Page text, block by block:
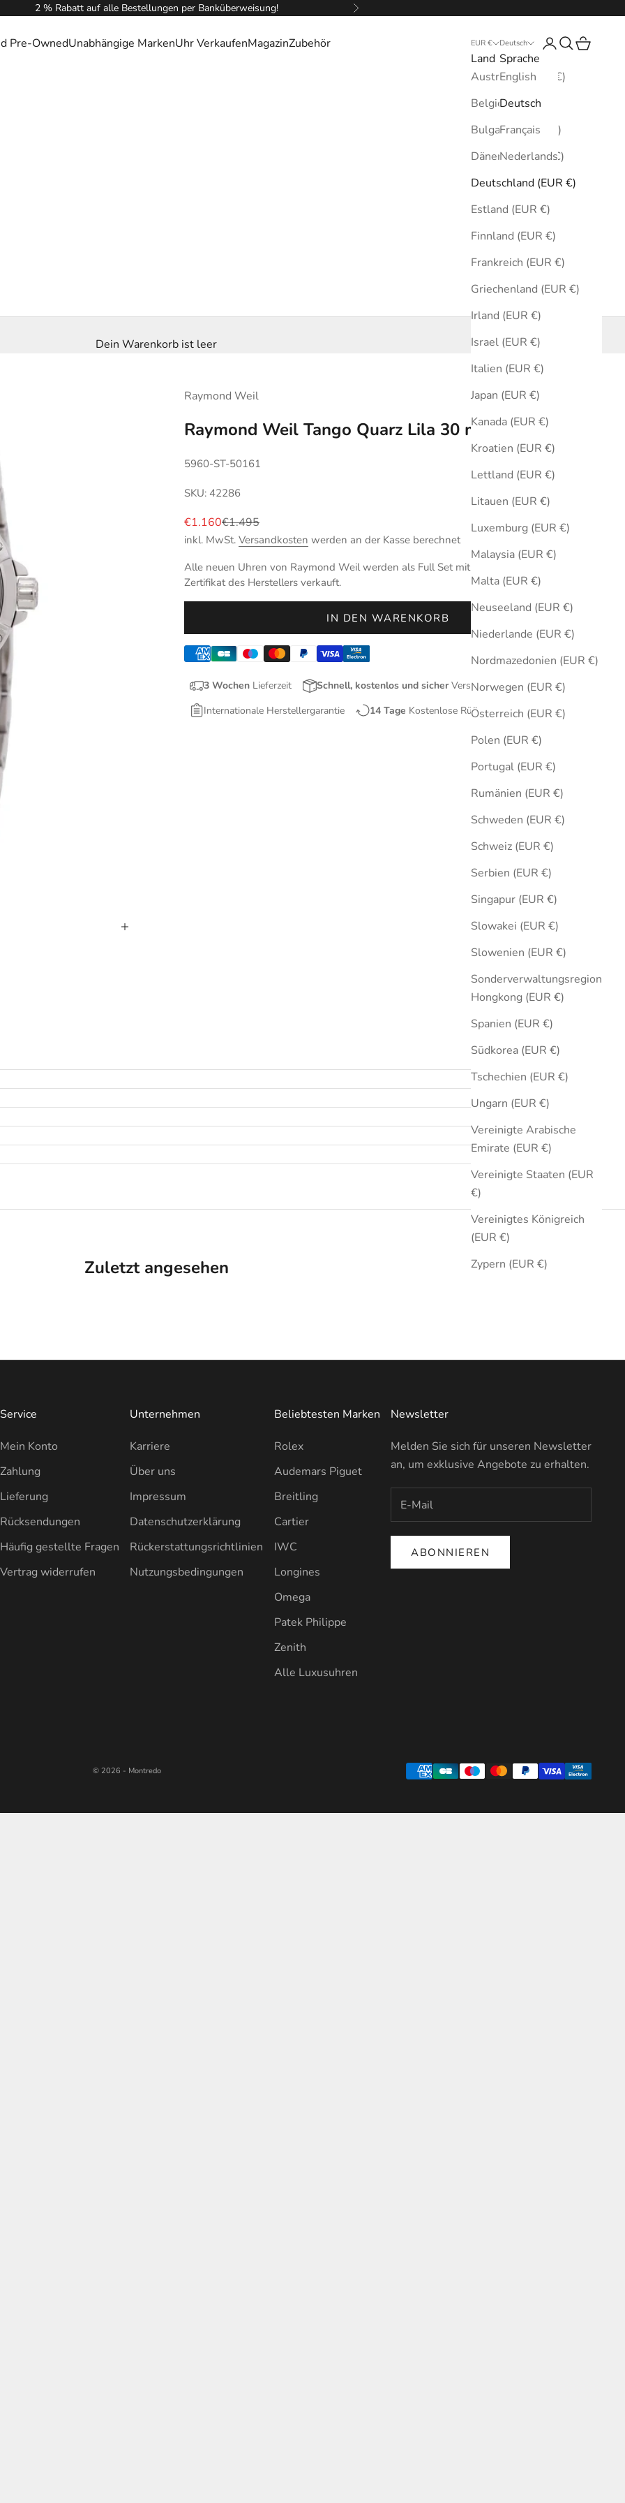
2 % Rabatt auf alle Bestellungen per Banküberweisung! Vor
Pre-OwnedUnabhängige MarkenUhr VerkaufenMagazinZubehör EUR €
Land
Australien (EUR €)
Belgien (EUR €)
Bulgarien (EUR €)
Dänemark (EUR €)
Deutschland (EUR €)
Estland (EUR €)
Finnland (EUR €)
Frankreich (EUR €)
Griechenland (EUR €)
Irland (EUR €)
Israel (EUR €)
Italien (EUR €)
Japan (EUR €)
Kanada (EUR €)
Kroatien (EUR €)
Lettland (EUR €)
Litauen (EUR €)
Luxemburg (EUR €)
Malaysia (EUR €)
Malta (EUR €)
Neuseeland (EUR €)
Niederlande (EUR €)
Nordmazedonien (EUR €)
Norwegen (EUR €)
Österreich (EUR €)
Polen (EUR €)
Portugal (EUR €)
Rumänien (EUR €)
Schweden (EUR €)
Schweiz (EUR €)
Serbien (EUR €)
Singapur (EUR €)
Slowakei (EUR €)
Slowenien (EUR €)
Sonderverwaltungsregion
Hongkong (EUR €)
Spanien (EUR €)
Südkorea (EUR €)
Tschechien (EUR €)
Ungarn (EUR €)
Vereinigte Arabische
Emirate (EUR €)
Vereinigte Staaten (EUR
€)
Vereinigtes Königreich
(EUR €)
Zypern (EUR €)
Deutsch
Sprache
English
Deutsch
Français
Nederlands
Anmelden
Suchen
Dein Warenkorb ist leer
Raymond Weil
Raymond Weil Tango Quarz Lila 30 mm
5960-ST-50161
SKU: 42286
Angebot
€1.160Regulärer Preis
€1.495
inkl. MwSt. Versandkosten werden an der Kasse berechnet
Alle neuen Uhren von Raymond Weil werden als Full Set mit Originalbox und
Zertifikat des Herstellers verkauft.
IN DEN WARENKORB
3 Wochen Lieferzeit Schnell, kostenlos und sicherVersand
Internationale Herstellergarantie
14 Tage Kostenlose Rücksendungen
Zuletzt angesehen
Service
Mein Konto
Zahlung
Lieferung
Rücksendungen
Häufig gestellte Fragen
Vertrag widerrufen
Unternehmen
Karriere
Über uns
Impressum
Datenschutzerklärung
Rückerstattungsrichtlinien
Nutzungsbedingungen
Beliebtesten Marken
Rolex
Audemars Piguet
Breitling
Cartier
IWC
Longines
Omega
Patek Philippe
Zenith
Alle Luxusuhren
Newsletter
Melden Sie sich für unseren Newsletter
an, um exklusive Angebote zu erhalten.
ABONNIEREN
© 2026 - Montredo